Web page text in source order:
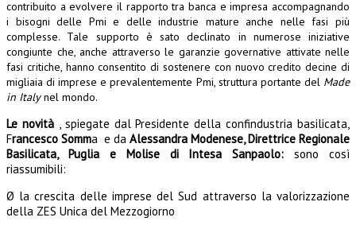
contribuito a evolvere il rapporto tra banca e impresa accompagnando
i bisogni delle Pmi e delle industrie mature anche nelle fasi più
complesse. Tale supporto è sato declinato in numerose iniziative
congiunte che, anche attraverso le garanzie governative attivate nelle
fasi critiche, hanno consentito di sostenere con nuovo credito decine di
migliaia di imprese e prevalentemente Pmi, struttura portante del Made
in Italynel mondo.
Le novità, spiegate dal Presidente della confindustria basilicata,
Francesco Somma e da Alessandra Modenese, Direttrice Regionale
Basilicata, Puglia e Molise di Intesa Sanpaolo: sono così
riassumibili:
Ø la crescita delle imprese del Sud attraverso la valorizzazione
della ZES Unica del Mezzogiorno